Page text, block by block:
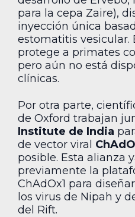
para la cepa Zaire),
inyección única
estomatitis vesicular.
protege a primates
pero aún no está
clínicas.
Por otra parte,
de Oxford trabajan
Institute de India
de vector viral
posible. Esta alianza
previamente la
ChAdOx1 para
los virus de Nipah y
del Rift.